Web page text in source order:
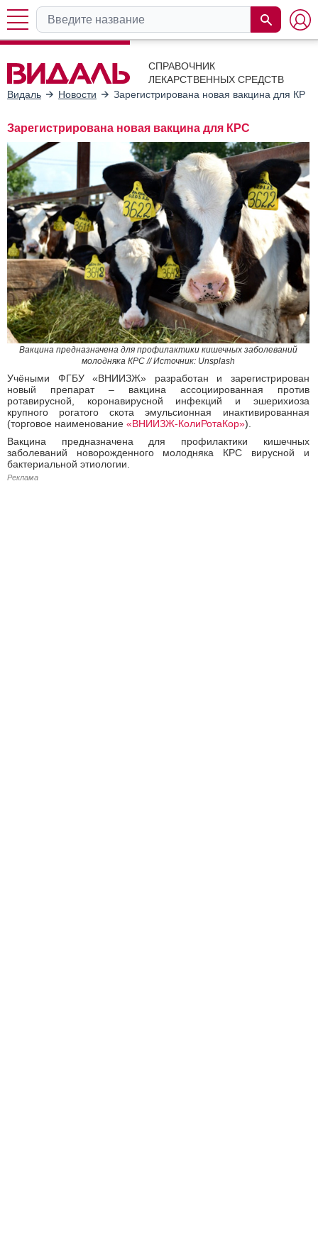
СПРАВОЧНИК
ЛЕКАРСТВЕННЫХ СРЕДСТВ
Видаль
Новости Зарегистрирована новая вакцина для КРС
Зарегистрирована новая вакцина для КРС
Вакцина предназначена для профилактики кишечных заболеваний
молодняка КРС // Источник: Unsplash
Учёными ФГБУ «ВНИИЗЖ» разработан и зарегистрирован
новый препарат – вакцина ассоциированная против
ротавирусной, коронавирусной инфекций и эшерихиоза
крупного рогатого скота эмульсионная инактивированная
(торговое наименование «ВНИИЗЖ-КолиРотаКор»).
Вакцина предназначена для профилактики кишечных
заболеваний новорожденного молодняка КРС вирусной и
бактериальной этиологии.
Реклама